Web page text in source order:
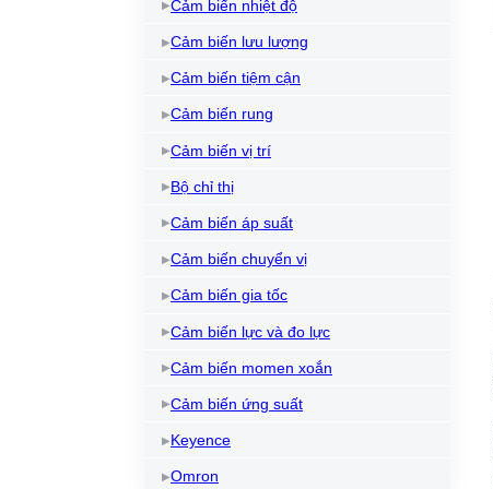
Cảm biến nhiệt độ
Cảm biến lưu lượng
Cảm biến tiệm cận
Cảm biến rung
Cảm biến vị trí
Bộ chỉ thị
Cảm biến áp suất
Cảm biến chuyển vị
Cảm biến gia tốc
Cảm biến lực và đo lực
Cảm biến momen xoắn
Cảm biến ứng suất
Keyence
Omron